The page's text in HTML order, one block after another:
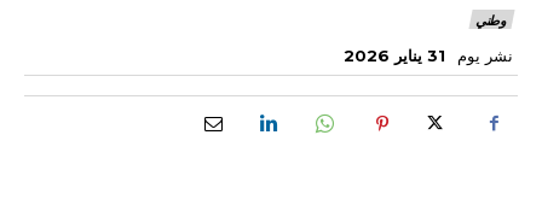
وطني
نشر يوم 31 يناير 2026